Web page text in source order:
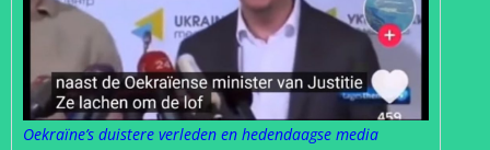
Oekraïne’s duistere verleden en hedendaagse media